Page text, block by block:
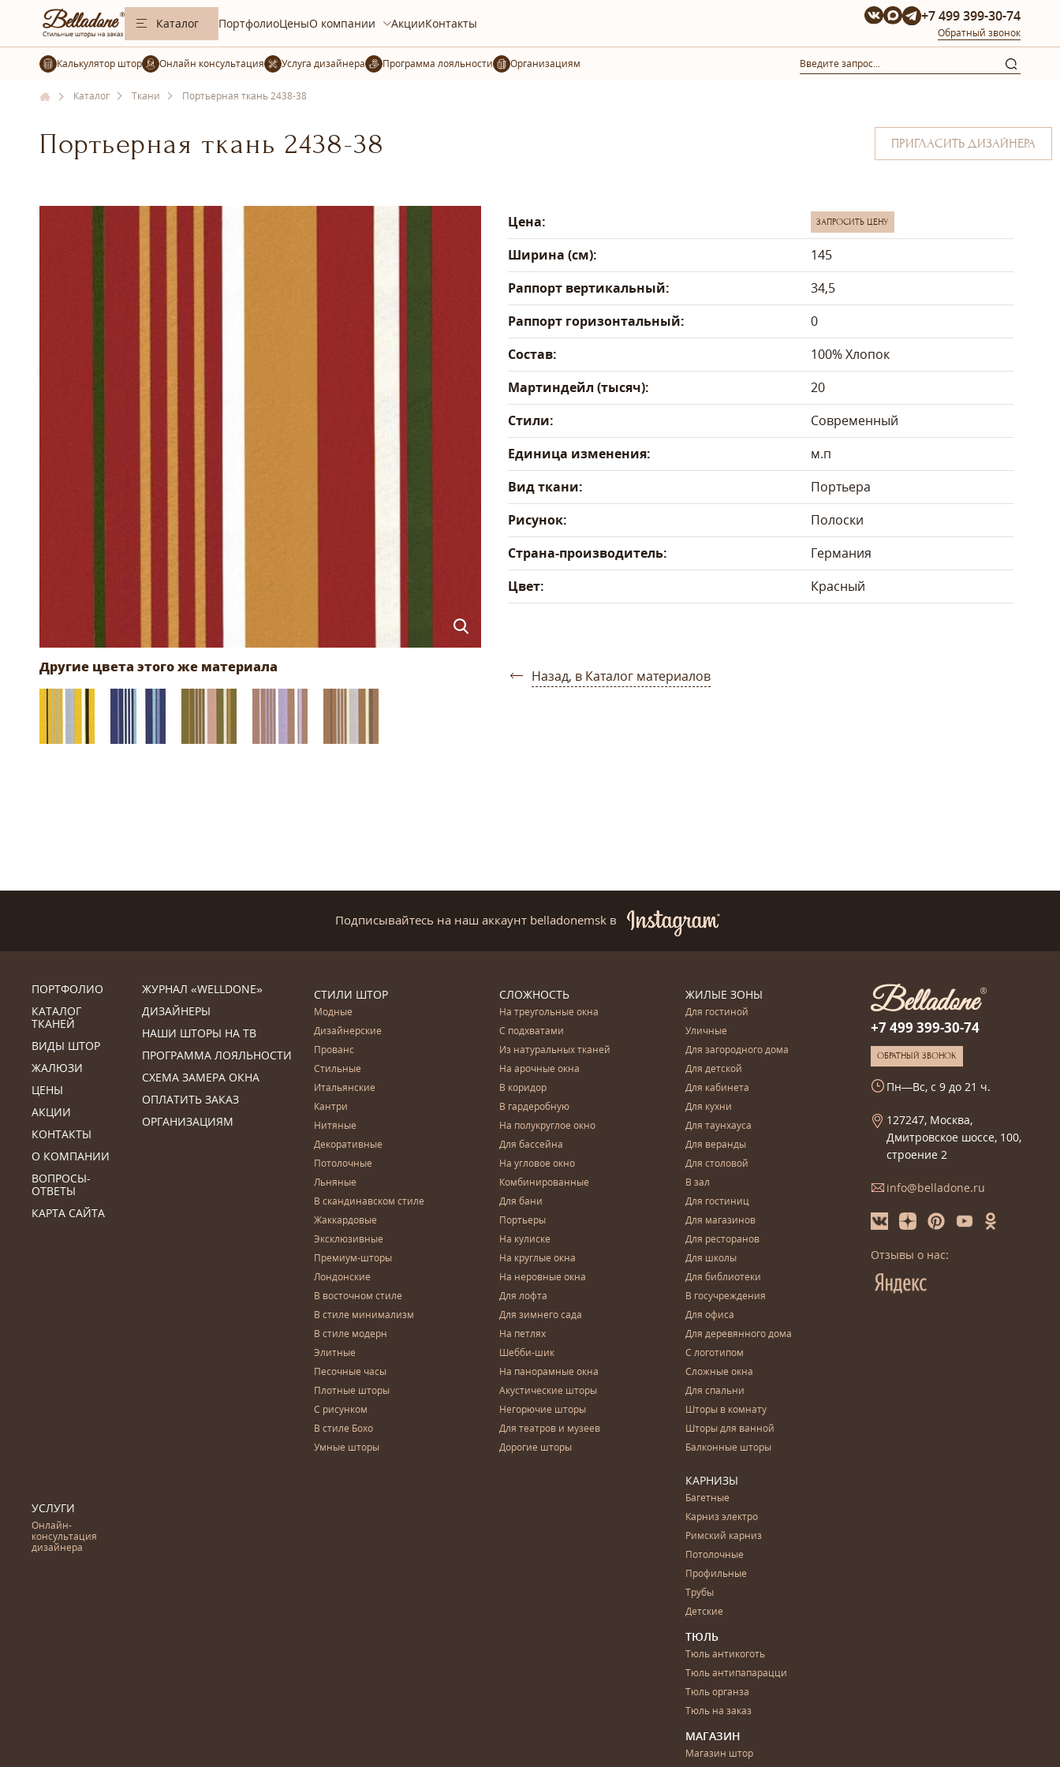
Каталог ПортфолиоЦеныО компании АкцииКонтакты +7 499 399-30-74
Обратный звонок
Калькулятор штор Услуга дизайнера Организациям
Каталог Ткани Портьерная ткань 2438-38
Портьерная ткань 2438-38 ПРИГЛАСИТЬ ДИЗАЙНЕРА
Цена: ЗАПРОСИТЬ ЦЕНУ
Ширина (см):
145
Раппорт вертикальный:
34,5
Раппорт горизонтальный:
0
Состав:
100% Хлопок
Мартиндейл (тысяч):
20
Стили:
Современный
Единица изменения:
м.п
Вид ткани:
Портьера
Рисунок:
Полоски
Страна-производитель:
Германия
Цвет:
Красный
Назад, в Каталог материалов
Подписывайтесь на наш аккаунт belladonemsk в
ПОРТФОЛИО
КАТАЛОГ
ТКАНЕЙ
ВИДЫ ШТОР
ЖАЛЮЗИ
ЦЕНЫ
АКЦИИ
КОНТАКТЫ
О КОМПАНИИ
ВОПРОСЫ-
ОТВЕТЫ
КАРТА САЙТА
ЖУРНАЛ «WELLDONE»
ДИЗАЙНЕРЫ
НАШИ ШТОРЫ НА ТВ
ПРОГРАММА ЛОЯЛЬНОСТИ
СХЕМА ЗАМЕРА ОКНА
ОПЛАТИТЬ ЗАКАЗ
ОРГАНИЗАЦИЯМ
УСЛУГИ
Онлайн-
консультация
дизайнера
СТИЛИ ШТОР
Модные
Дизайнерские
Прованс
Стильные
Итальянские
Кантри
Нитяные
Декоративные
Потолочные
Льняные
В скандинавском стиле
Жаккардовые
Эксклюзивные
Премиум-шторы
Лондонские
В восточном стиле
В стиле минимализм
В стиле модерн
Элитные
Песочные часы
Плотные шторы
С рисунком
В стиле Бохо
Умные шторы
СЛОЖНОСТЬ
На треугольные окна
С подхватами
Из натуральных тканей
На арочные окна
В коридор
В гардеробную
На полукруглое окно
Для бассейна
На угловое окно
Комбинированные
Для бани
Портьеры
На кулиске
На круглые окна
На неровные окна
Для лофта
Для зимнего сада
На петлях
Шебби-шик
На панорамные окна
Акустические шторы
Негорючие шторы
Для театров и музеев
Дорогие шторы
ЖИЛЫЕ ЗОНЫ
Для гостиной
Уличные
Для загородного дома
Для детской
Для кабинета
Для кухни
Для таунхауса
Для веранды
Для столовой
В зал
Для гостиниц
Для магазинов
Для ресторанов
Для школы
Для библиотеки
В госучреждения
Для офиса
Для деревянного дома
С логотипом
Сложные окна
Для спальни
Шторы в комнату
Шторы для ванной
Балконные шторы
КАРНИЗЫ
Багетные
Карниз электро
Римский карниз
Потолочные
Профильные
Трубы
Детские
ТЮЛЬ
Тюль антикоготь
Тюль антипапарацци
Тюль органза
Тюль на заказ
МАГАЗИН
Магазин штор
+7 499 399-30-74
ОБРАТНЫЙ ЗВОНОК
Пн—Вс, с 9 до 21 ч.
127247, Москва,
Дмитровское шоссе, 100,
строение 2
info@belladone.ru
Отзывы о нас: